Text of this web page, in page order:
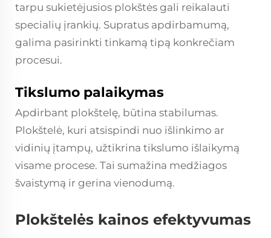
tarpu sukietėjusios plokštės gali reikalauti
specialių įrankių. Supratus apdirbamumą,
galima pasirinkti tinkamą tipą konkrečiam
procesui.
Tikslumo palaikymas
Apdirbant plokštelę, būtina stabilumas.
Plokštelė, kuri atsispindi nuo išlinkimo ar
vidinių įtampų, užtikrina tikslumo išlaikymą
visame procese. Tai sumažina medžiagos
švaistymą ir gerina vienodumą.
Plokštelės kainos efektyvumas